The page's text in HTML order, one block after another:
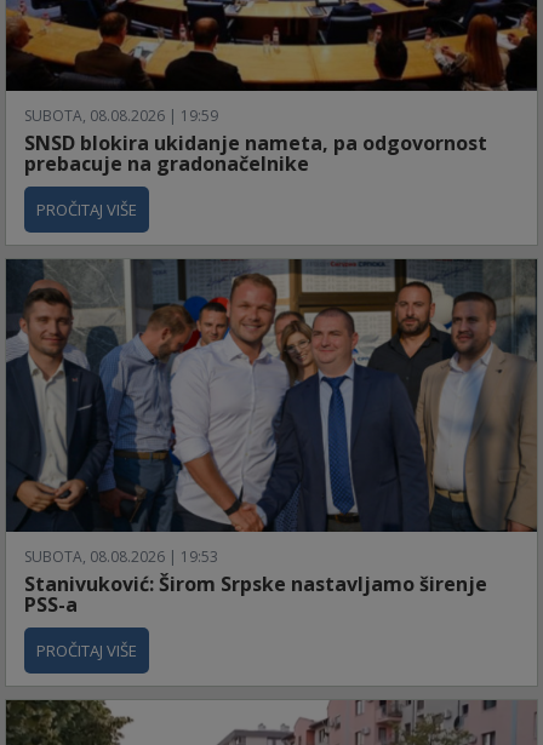
SUBOTA, 08.08.2026 | 19:59
SNSD blokira ukidanje nameta, pa odgovornost
prebacuje na gradonačelnike
PROČITAJ VIŠE
SUBOTA, 08.08.2026 | 19:53
Stanivuković: Širom Srpske nastavljamo širenje
PSS-a
PROČITAJ VIŠE